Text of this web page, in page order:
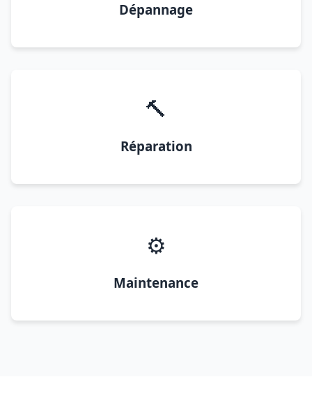
Dépannage
🔨
Réparation
⚙️
Maintenance